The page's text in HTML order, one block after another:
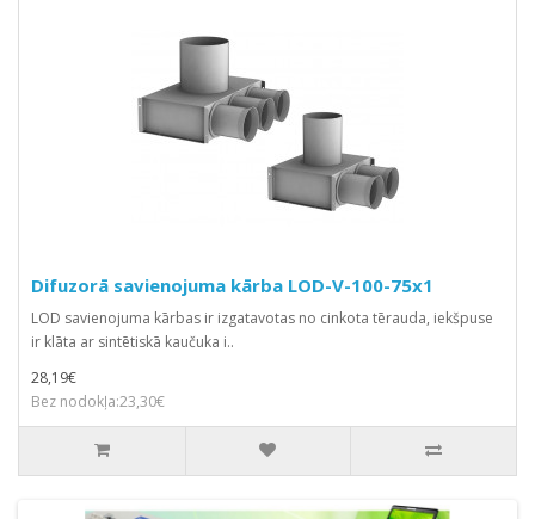
Difuzorā savienojuma kārba LOD-V-100-75x1
LOD savienojuma kārbas ir izgatavotas no cinkota tērauda, iekšpuse
ir klāta ar sintētiskā kaučuka i..
28,19€
Bez nodokļa:23,30€